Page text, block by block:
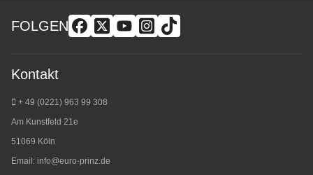
FOLGEN
Kontakt
+ 49 (0221) 963 99 308
Am Kunstfeld 21e
51069 Köln
Email: info@euro-prinz.de